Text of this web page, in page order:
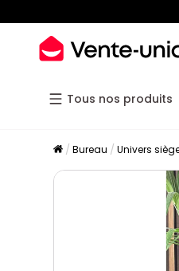
Tous nos produits
Bureau Univers